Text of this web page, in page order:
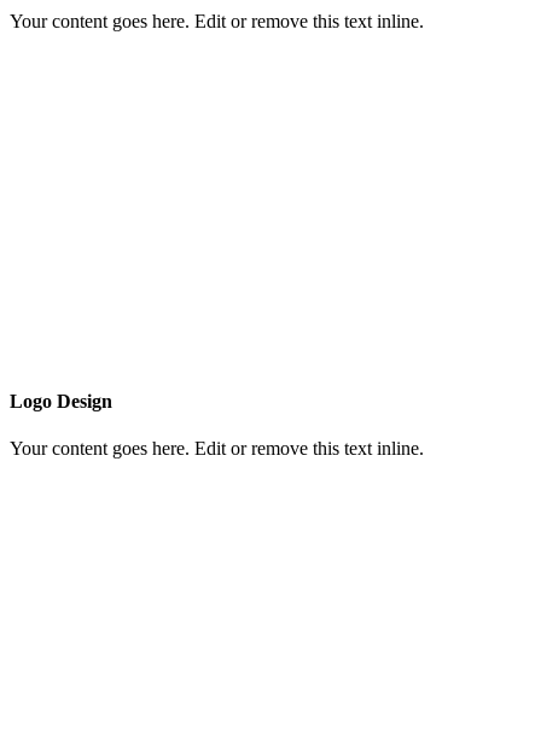
Your content goes here. Edit or remove this text inline.
Logo Design
Your content goes here. Edit or remove this text inline.